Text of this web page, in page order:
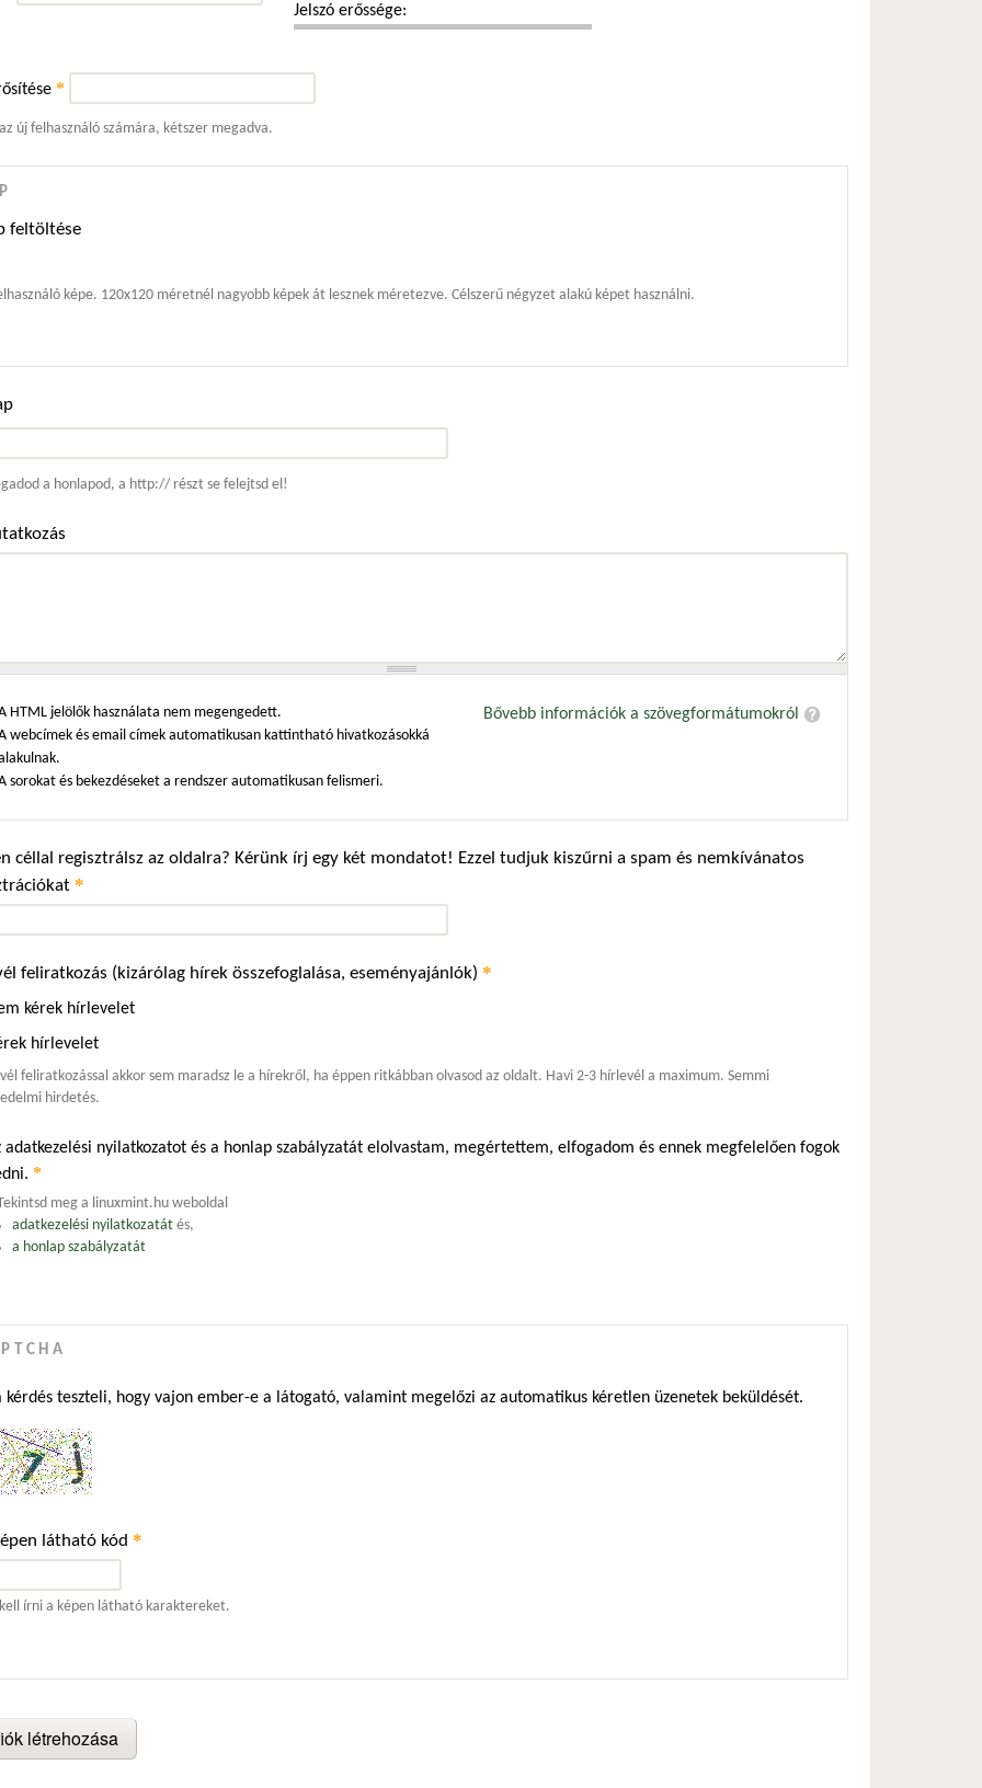
Jelszó erőssége:
*
az új felhasználó számára, kétszer megadva.
feltöltése
képe. 120x120 méretnél nagyobb képek át lesznek méretezve. Célszerű négyzet alakú képet használni.
a honlapod, a http:// részt se felejtsd el!
Bővebb információk a szövegformátumokról
HTML jelölők használata nem megengedett.
webcímek és email címek automatikusan kattintható hivatkozásokká
sorokat és bekezdéseket a rendszer automatikusan felismeri.
céllal regisztrálsz az oldalra? Kérünk írj egy két mondatot! Ezzel tudjuk kiszűrni a spam és nemkívánatos
*
feliratkozás (kizárólag hírek összefoglalása, eseményajánlók) *
kérek hírlevelet
hírlevelet
feliratkozással akkor sem maradsz le a hírekről, ha éppen ritkábban olvasod az oldalt. Havi 2-3 hírlevél a maximum. Semmi
hirdetés.
adatkezelési nyilatkozatot és a honlap szabályzatát elolvastam, megértettem, elfogadom és ennek megfelelően fogok
*
meg a linuxmint.hu weboldal
adatkezelési nyilatkozatátés,
a honlap szabályzatát
kérdés teszteli, hogy vajon ember-e a látogató, valamint megelőzi az automatikus kéretlen üzenetek beküldését.
látható kód *
írni a képen látható karaktereket.